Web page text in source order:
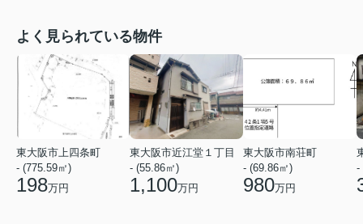
よく見られている物件
東大阪市上四条町
- (775.59㎡)
198万円
東大阪市近江堂１丁目
- (55.86㎡)
1,100万円
東大阪市南荘町
- (69.86㎡)
980万円
-